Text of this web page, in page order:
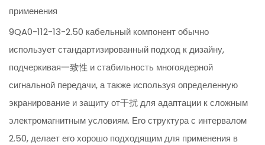
применения
9QA0-112-13-2.50 кабельный компонент обычно
использует стандартизированный подход к дизайну,
подчеркивая一致性 и стабильность многоядерной
сигнальной передачи, а также используя определенную
экранирование и защиту от干扰 для адаптации к сложным
электромагнитным условиям. Его структура с интервалом
2.50, делает его хорошо подходящим для применения в